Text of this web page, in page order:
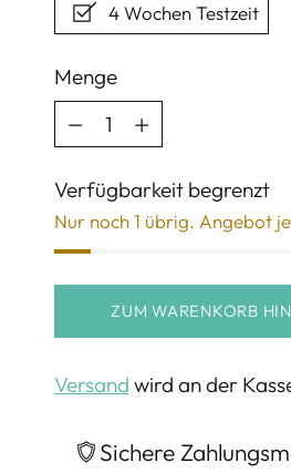
4 Wochen Testzeit
Menge
Menge
Verfügbarkeit begrenzt
Nur noch 1 übrig. Angebot
ZUM WARENKORB
Versand wird an der
Sichere